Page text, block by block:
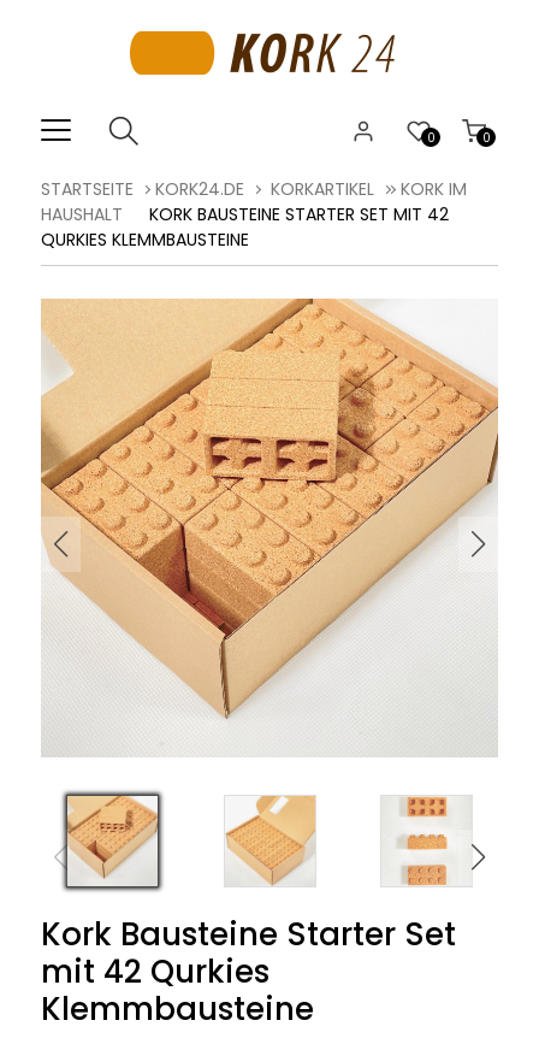
0
0
STARTSEITE KORK24.DE KORKARTIKEL
KORK IM
HAUSHALT
KORK BAUSTEINE STARTER SET MIT 42
QURKIES KLEMMBAUSTEINE
Kork Bausteine Starter Set
mit 42 Qurkies
Klemmbausteine